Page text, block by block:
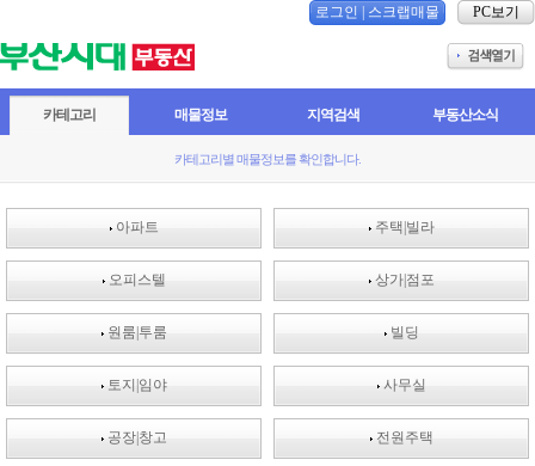
로그인 스크랩매물 PC보기
카테고리 매물정보 지역검색 부동산소식
카테고리별 매물정보를 확인합니다.
아파트 주택|빌라
오피스텔 상가|점포
원룸|투룸 빌딩
토지|임야 사무실
공장|창고 전원주택